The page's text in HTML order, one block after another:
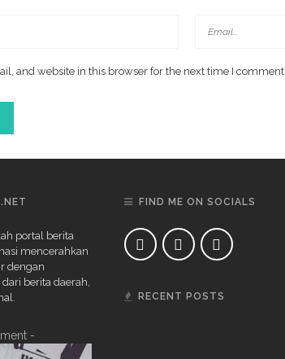
and website in this browser for the next time I comment.
portal berita
mencerahkan
dengan
berita daerah,
-
FIND ME ON SOCIALS
RECENT POSTS